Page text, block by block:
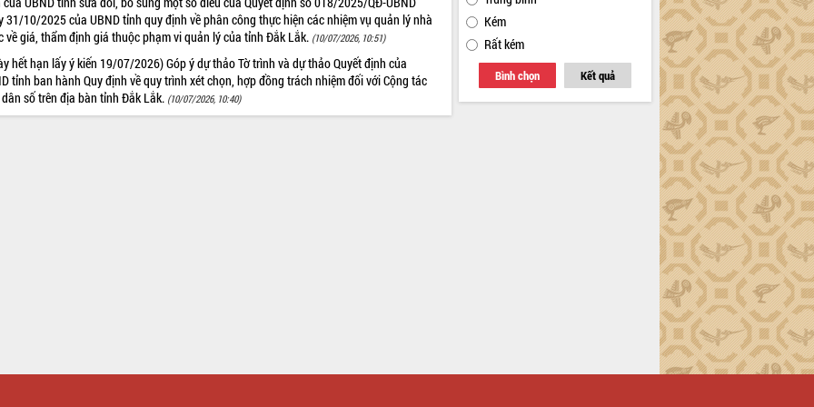
31/10/2025 của UBND tỉnh quy định về phân công thực hiện các nhiệm vụ quản lý nhà
về giá, thẩm định giá thuộc phạm vi quản lý của tỉnh Đắk Lắk. (10/07/2026, 10:51)
hết hạn lấy ý kiến 19/07/2026) Góp ý dự thảo Tờ trình và dự thảo Quyết định của
tỉnh ban hành Quy định về quy trình xét chọn, hợp đồng trách nhiệm đối với Cộng tác
số trên địa bàn tỉnh Đắk Lắk. (10/07/2026, 10:40)
Kém
Rất kém
Bình chọn Kết quả